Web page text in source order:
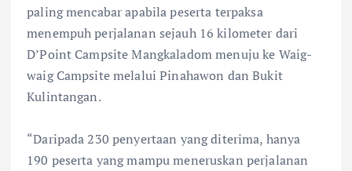
paling mencabar apabila peserta terpaksa
menempuh perjalanan sejauh 16 kilometer dari
D’Point Campsite Mangkaladom menuju ke Waig-
waig Campsite melalui Pinahawon dan Bukit
Kulintangan.
“Daripada 230 penyertaan yang diterima, hanya
190 peserta yang mampu meneruskan perjalanan